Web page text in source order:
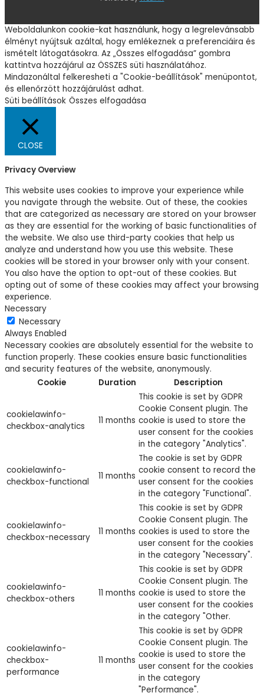
Weboldalunkon cookie-kat használunk, hogy a legrelevánsabb
élményt nyújtsuk azáltal, hogy emlékeznek a preferenciáira és
ismételt látogatásokra. Az „Összes elfogadása” gombra
kattintva hozzájárul az ÖSSZES süti használatához.
Mindazonáltal felkeresheti a "Cookie-beállítások" menüpontot,
és ellenőrzött hozzájárulást adhat.
Süti beállítások Összes elfogadása
CLOSE
Privacy Overview
This website uses cookies to improve your experience while
you navigate through the website. Out of these, the cookies
that are categorized as necessary are stored on your browser
as they are essential for the working of basic functionalities of
the website. We also use third-party cookies that help us
analyze and understand how you use this website. These
cookies will be stored in your browser only with your consent.
You also have the option to opt-out of these cookies. But
opting out of some of these cookies may affect your browsing
experience.
Necessary
Necessary
Always Enabled
Necessary cookies are absolutely essential for the website to
function properly. These cookies ensure basic functionalities
and security features of the website, anonymously.
Cookie
Duration Description
cookielawinfo-
checkbox-analytics
11 months
This cookie is set by GDPR
Cookie Consent plugin. The
cookie is used to store the
user consent for the cookies
in the category "Analytics".
cookielawinfo-
checkbox-functional
11 months
The cookie is set by GDPR
cookie consent to record the
user consent for the cookies
in the category "Functional".
cookielawinfo-
checkbox-necessary
11 months
This cookie is set by GDPR
Cookie Consent plugin. The
cookies is used to store the
user consent for the cookies
in the category "Necessary".
cookielawinfo-
checkbox-others
11 months
This cookie is set by GDPR
Cookie Consent plugin. The
cookie is used to store the
user consent for the cookies
in the category "Other.
cookielawinfo-
checkbox-
performance
11 months
This cookie is set by GDPR
Cookie Consent plugin. The
cookie is used to store the
user consent for the cookies
in the category
"Performance".